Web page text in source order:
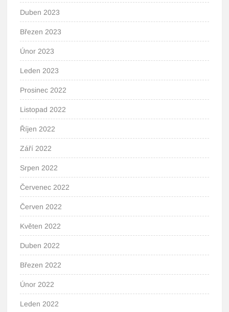
Duben 2023
Březen 2023
Únor 2023
Leden 2023
Prosinec 2022
Listopad 2022
Říjen 2022
Září 2022
Srpen 2022
Červenec 2022
Červen 2022
Květen 2022
Duben 2022
Březen 2022
Únor 2022
Leden 2022